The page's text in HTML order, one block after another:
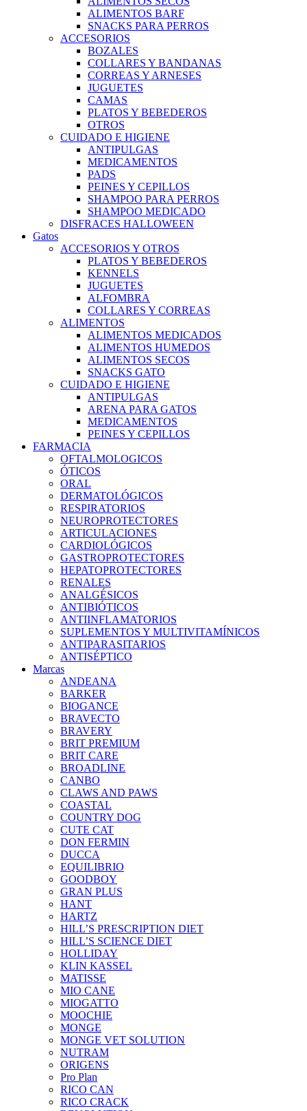
ALIMENTOS BARF
SNACKS PARA PERROS
ACCESORIOS
BOZALES
COLLARES Y BANDANAS
CORREAS Y ARNESES
JUGUETES
CAMAS
PLATOS Y BEBEDEROS
OTROS
CUIDADO E HIGIENE
ANTIPULGAS
MEDICAMENTOS
PADS
PEINES Y CEPILLOS
SHAMPOO PARA PERROS
SHAMPOO MEDICADO
DISFRACES HALLOWEEN
Gatos
ACCESORIOS Y OTROS
PLATOS Y BEBEDEROS
KENNELS
JUGUETES
ALFOMBRA
COLLARES Y CORREAS
ALIMENTOS
ALIMENTOS MEDICADOS
ALIMENTOS HUMEDOS
ALIMENTOS SECOS
SNACKS GATO
CUIDADO E HIGIENE
ANTIPULGAS
ARENA PARA GATOS
MEDICAMENTOS
PEINES Y CEPILLOS
FARMACIA
OFTALMOLOGICOS
ÓTICOS
ORAL
DERMATOLÓGICOS
RESPIRATORIOS
NEUROPROTECTORES
ARTICULACIONES
CARDIOLÓGICOS
GASTROPROTECTORES
HEPATOPROTECTORES
RENALES
ANALGÉSICOS
ANTIBIÓTICOS
ANTIINFLAMATORIOS
SUPLEMENTOS Y MULTIVITAMÍNICOS
ANTIPARASITARIOS
ANTISÉPTICO
Marcas
ANDEANA
BARKER
BIOGANCE
BRAVECTO
BRAVERY
BRIT PREMIUM
BRIT CARE
BROADLINE
CANBO
CLAWS AND PAWS
COASTAL
COUNTRY DOG
CUTE CAT
DON FERMIN
DUCCA
EQUILIBRIO
GOODBOY
GRAN PLUS
HANT
HARTZ
HILL’S PRESCRIPTION DIET
HILL’S SCIENCE DIET
HOLLIDAY
KLIN KASSEL
MATISSE
MIO CANE
MIOGATTO
MOOCHIE
MONGE
MONGE VET SOLUTION
NUTRAM
ORIGENS
Pro Plan
RICO CAN
RICO CRACK